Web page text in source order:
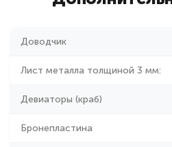
Доводчик
Лист металла толщиной 3 мм:
Девиаторы (краб)
Бронепластина
Влагостойкая плёнка винорит